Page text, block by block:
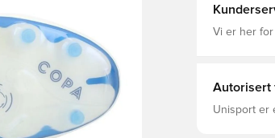
pinline
pinline
Vi er her
Autorisert
Unisport er